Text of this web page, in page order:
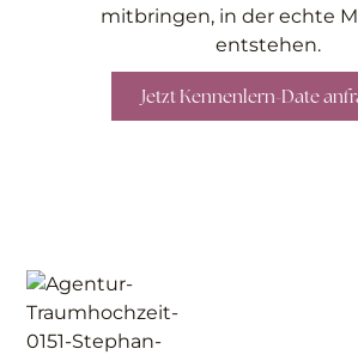
mitbringen, in der echte
entstehen.
Jetzt Kennenlern-Date